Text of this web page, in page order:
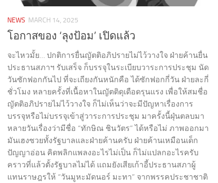
NEWS MARCH 14, 2025
โอกาสของ ‘ลุงป้อม’ เปิดแล้ว
จะไหวมั้ย… ปกติการยื่นญัตติอภิปรายไม่ไว้วางใจ ฝ่ายค้านยื่น
ประธานสภาฯ รับเสร็จ ก็บรรจุในระเบียบวาระการประชุม นัด
วันซักฟอกกันไป ที่จะเถียงกันหนักคือ ได้ซักฟอกกี่วัน ฝ่ายละกี่
ชั่วโมง หลายครั้งที่เนื้อหาในญัตติดุเดือดรุนแรง เพื่อให้สมชื่อ
ญัตติอภิปรายไม่ไว้วางใจ ก็ไม่เห็นว่าจะมีปัญหาเรื่องการ
บรรจุหรือไม่บรรจุเข้าสู่วาระการประชุม มาครั้งนี้ฝุ่นตลบมา
หลายวันเรื่องว่ามีชื่อ “ทักษิณ ชินวัตร” ได้หรือไม่ ภาพออกมา
มันเฮงซวยทั้งรัฐบาลและฝ่ายค้านครับ ฝ่ายค้านเหมือนเด็ก
ปัญญาอ่อน คิดพลิกแพลงอะไรไม่เป็น ก็ไม่แปลกอะไรครับ
คราวที่แล้วตั้งรัฐบาลไม่ได้ แถมยังเสียเก้าอี้ประธานสภาผู้
แทนราษฎรให้ “วันมูหะมัดนอร์ มะทา” จากพรรคประชาชาติ